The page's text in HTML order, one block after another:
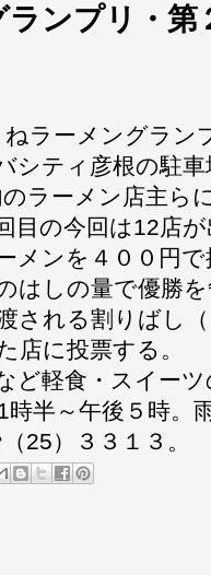
ンプリ・第
ラーメングラン
シティ彦根の駐
ラーメン店主ら
目の今回は12店
メンを４００円
はしの量で優勝
される割りばし
店に投票する。
ど軽食・スイー
半～午後５時。
25）３３１３。